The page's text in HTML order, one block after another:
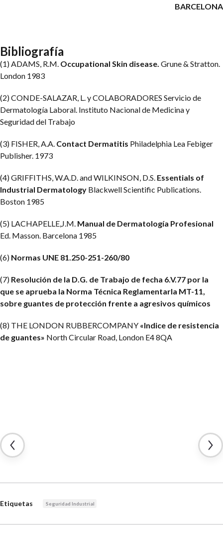
BARCELONA
Bibliografía
(1) ADAMS, R.M. Occupational Skin disease. Grune & Stratton.
London 1983
(2) CONDE-SALAZAR, L. y COLABORADORES Servicio de
Dermatología Laboral. Instituto Nacional de Medicina y
Seguridad del Trabajo
(3) FISHER, A.A. Contact Dermatitis Philadelphia Lea Febiger
Publisher. 1973
(4) GRIFFITHS, W.A.D. and WILKINSON, D.S. Essentials of
Industrial Dermatology Blackwell Scientific Publications.
Boston 1985
(5) LACHAPELLE,J.M. Manual de Dermatología Profesional
Ed. Masson. Barcelona 1985
(6) Normas UNE 81.250-251-260/80
(7) Resolución de la D.G. de Trabajo de fecha 6.V.77 por la
que se aprueba la Norma Técnica Reglamentarla MT-11,
sobre guantes de protección frente a agresivos químicos
(8) THE LONDON RUBBERCOMPANY «Indice de resistencia
de guantes» North Circular Road, London E4 8QA
Etiquetas Seguridad Industrial